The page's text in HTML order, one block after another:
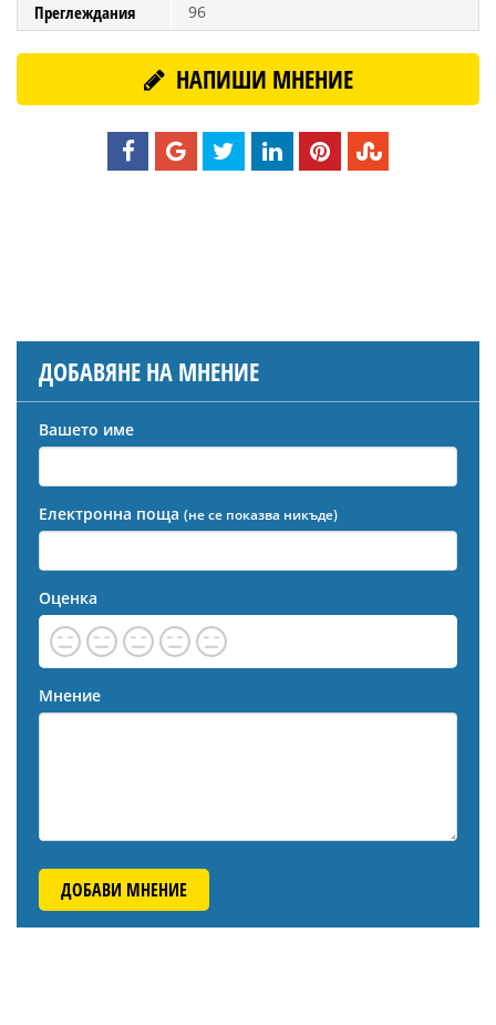
Преглеждания 96
НАПИШИ МНЕНИЕ
ДОБАВЯНЕ НА МНЕНИЕ
Вашето име
Електронна поща (не се показва никъде)
Оценка
Мнение
ДОБАВИ МНЕНИЕ